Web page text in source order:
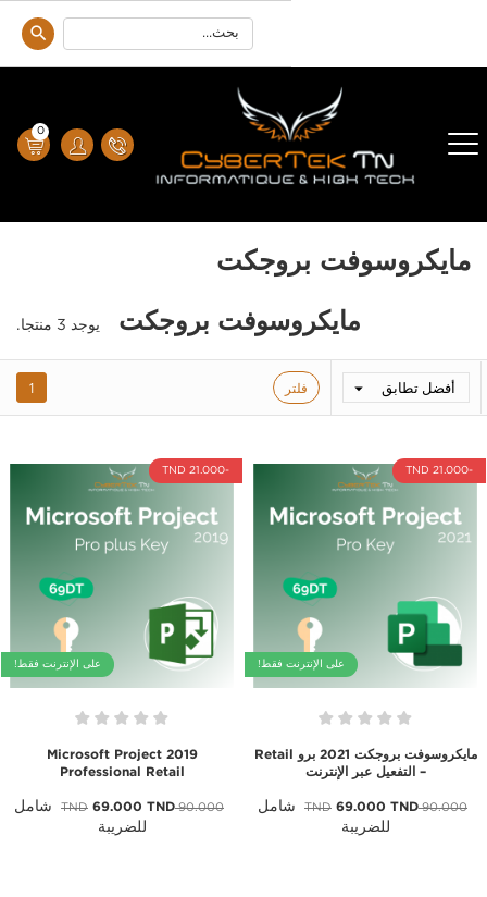
0
مايكروسوفت بروجكت
مايكروسوفت بروجكت يوجد 3 منتجا.
أفضل تطابق  فلتر 1
-21.000 TND
على الإنترنت فقط!
مايكروسوفت بروجكت 2021 برو Retail
– التفعيل عبر الإنترنت
90.000 TND
69.000 TND
شامل
للضريبة
-21.000 TND
على الإنترنت فقط!
Microsoft Project 2019
Professional Retail
90.000 TND
69.000 TND
شامل
للضريبة